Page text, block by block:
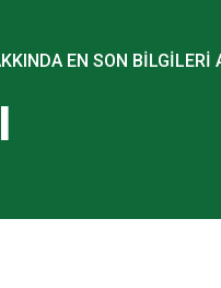
EN SON BILGILERI